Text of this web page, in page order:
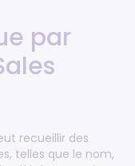
par
recueillir des
telles que le nom,